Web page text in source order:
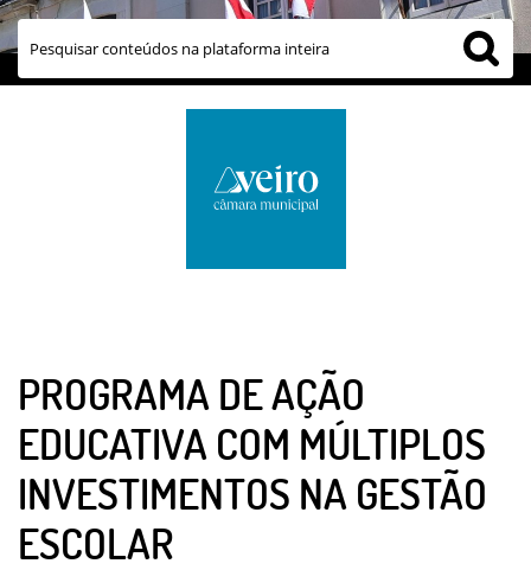
PROGRAMA DE AÇÃO
EDUCATIVA COM MÚLTIPLOS
INVESTIMENTOS NA GESTÃO
ESCOLAR